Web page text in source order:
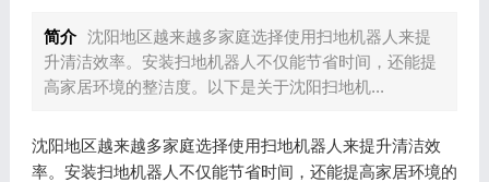
简介 沈阳地区越来越多家庭选择使用扫地机器人来提
升清洁效率。安装扫地机器人不仅能节省时间，还能提
高家居环境的整洁度。以下是关于沈阳扫地机...
沈阳地区越来越多家庭选择使用扫地机器人来提升清洁效
率。安装扫地机器人不仅能节省时间，还能提高家居环境的